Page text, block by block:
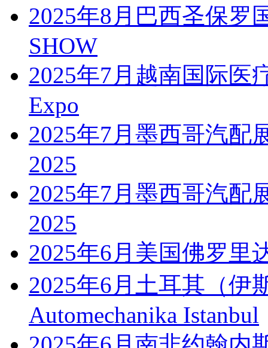
2025年8月巴西圣保罗
SHOW
2025年7月越南国际医
Expo
2025年7月墨西哥汽配
2025
2025年7月墨西哥汽配
2025
2025年6月美国佛罗里
2025年6月土耳其（伊
Automechanika Istanbul